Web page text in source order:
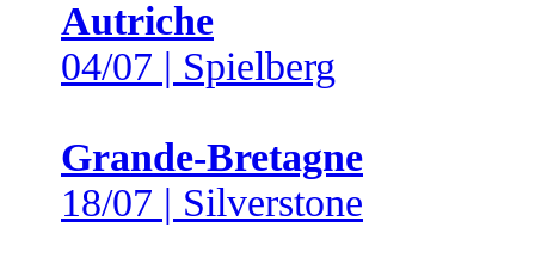
Autriche
04/07 | Spielberg
Grande-Bretagne
18/07 | Silverstone